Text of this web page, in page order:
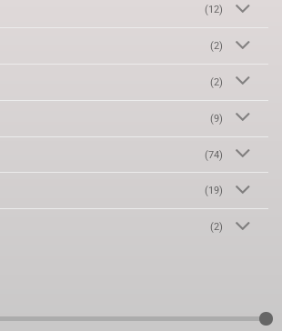
(12)
(2)
(2)
(9)
(74)
(19)
(2)